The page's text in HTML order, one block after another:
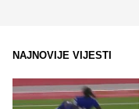
NAJNOVIJE VIJESTI